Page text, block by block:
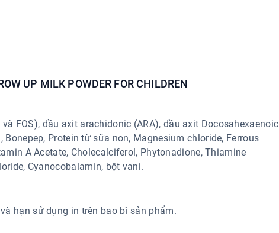
UP MILK POWDER FOR CHILDREN
FOS), dầu axit arachidonic (ARA), dầu axit Docosahexaenoic
Protein từ sữa non, Magnesium chloride, Ferrous
A Acetate, Cholecalciferol, Phytonadione, Thiamine
Cyanocobalamin, bột vani.
hạn sử dụng in trên bao bì sản phẩm.